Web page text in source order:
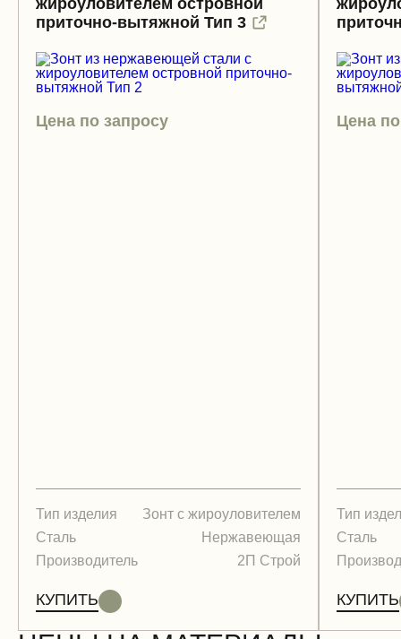
жироуловителем островной
приточно-вытяжной Тип 3
Цена по запросу
Тип изделия
Зонт с жироуловителем
Сталь
Нержавеющая
Производитель
2П Строй
КУПИТЬ
Цена
Тип
Сталь
КУПИТЬ